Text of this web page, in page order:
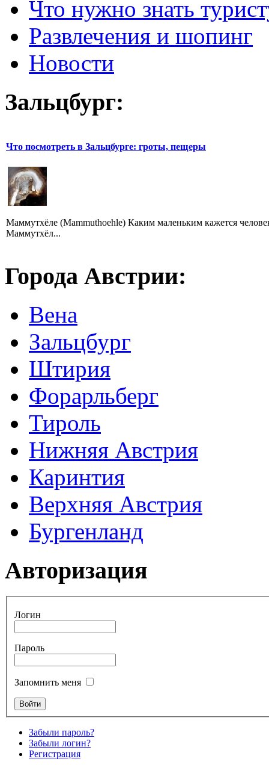
Что нужно знать
Развлечения и шопинг
Новости
Зальцбург:
Что посмотреть в Зальцбурге: гроты, пещеры
Маммутхёле (Mammuthoehle) Каким маленьким кажется
Маммутхёл...
Города Австрии:
Вена
Зальцбург
Штирия
Форарльберг
Тироль
Нижняя Австрия
Каринтия
Верхняя Австрия
Бургенланд
Авторизация
Логин
Пароль
Запомнить меня
Забыли пароль?
Забыли логин?
Регистрация